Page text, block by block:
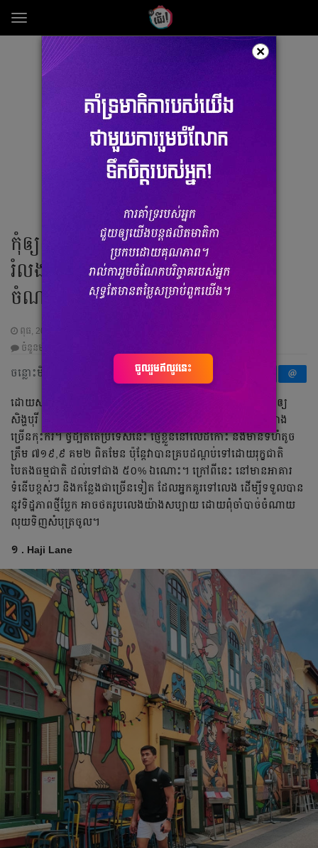
Toggle
navigation
កុំឲ្យស្តាយ! ពេលទៅលេងសិង្ហបុរី មិនគួរ
រំលងកន្លែងថតរូបស្អាតៗ ដោយមិនបាច់
ចំណាយលុយ
ពុធ, 20 វិច្ឆិកា 2019 07:40
ចំនួនមតិ
ចន្លោះមិនឃើញ
ដោយសារ​តែ​ភាព​ជឿន​លឿន ស្រស់​ស្អាត និង​មាន​សុវត្ថិភាព​ បាន​ធ្វើ​ឲ្យ​
សិង្ហបុរី ក្លាយ​ជា​ប្រទេស​មួយ ដែល​អាច​​ទាក់ទាញ​ភ្ញៀវ​ទេសចរ​​បាន​យ៉ាង​
ច្រើន​កុះករ។ ថ្វី​ដ្បិត​តែ​ប្រទេស​នេះ ផ្ញើ​ខ្លួន​នៅ​លើ​ដី​កោះ និង​មាន​ទំហំ​តូច​
ត្រឹម ៧១៩,៩ គម២ ពិត​មែន ប៉ុន្តែ​​​វា​បាន​គ្រប​ដណ្តប់​ទៅ​ដោយ​រុក្ខជាតិ​
បៃតង​ធម្មជាតិ​ ដល់​ទៅ​​ជាង​​​​​ ៥០​% ឯណោះ​។ ក្រៅ​ពី​នេះ នៅ​មាន​អាគារ​
ទំនើប​ខ្ពស់​ៗ​ និង​កន្លែង​ជា​ច្រើន​ទៀត ដែល​​អ្នក​គួរ​ទៅ​លេង ដើម្បី​ទទួល​​បាន​
នូវ​​ទិដ្ឋភាព​​ថ្មី​ប្លែក​ អាច​ថត​រូប​លេង​យ៉ាង​សប្បាយ ដោយ​ពុំ​ចាំ​បាច់​​ចំណាយ​
លុយ​ទិញ​សំបុត្រ​​ចូល។ ​
១ . Haji Lane
×
ចូលរួមឥលូវនេះ